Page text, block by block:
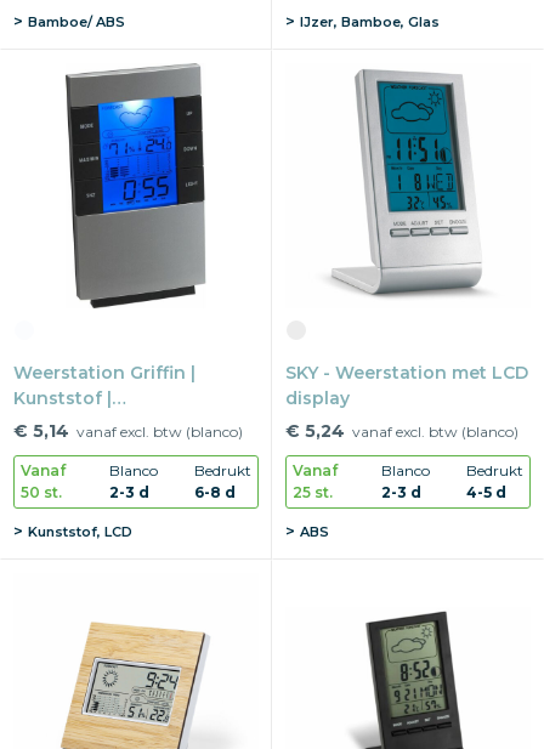
Bamboe/ ABS IJzer, Bamboe, Glas
Weerstation Griffin |
Kunststof |
Multifunctioneel
€ 5,14 vanaf excl. btw (blanco)
Vanaf
50 st.
Blanco
2-3 d
Bedrukt
6-8 d
Kunststof, LCD
SKY - Weerstation met LCD
display
€ 5,24 vanaf excl. btw (blanco)
Vanaf
25 st.
Blanco
2-3 d
Bedrukt
4-5 d
ABS